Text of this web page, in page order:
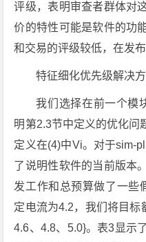
评级，表明审查者群体对
价的特性可能是软件的功
和交易的评级较低，在发
特征细化优先级解决方
我们选择在前一个模
明第2.3节中定义的优化问
定义在(4)中Vi。对于sim-
了说明性软件的当前版本
发工作和总预算做了一些
定电流为4.2，我们将目标
4.6、4.8、5.0}。表3显示